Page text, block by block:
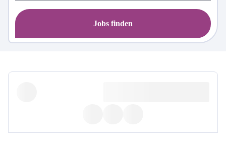
Jobs finden